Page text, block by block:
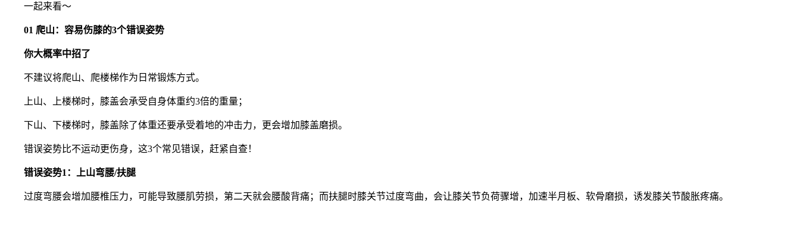
一起来看～
01 爬山：容易伤膝的3个错误姿势
你大概率中招了
不建议将爬山、爬楼梯作为日常锻炼方式。
上山、上楼梯时，膝盖会承受自身体重约3倍的重量；
下山、下楼梯时，膝盖除了体重还要承受着地的冲击力，更会增加膝盖磨损。
错误姿势比不运动更伤身，这3个常见错误，赶紧自查！
错误姿势1：上山弯腰/扶腿
过度弯腰会增加腰椎压力，可能导致腰肌劳损，第二天就会腰酸背痛；而扶腿时膝关节过度弯曲，会让膝关节负荷骤增，加速半月板、软骨磨损，诱发膝关节酸胀疼痛。